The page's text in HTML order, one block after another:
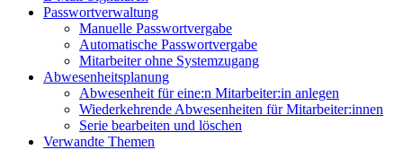
Passwortverwaltung
Manuelle Passwortvergabe
Automatische Passwortvergabe
Mitarbeiter ohne Systemzugang
Abwesenheitsplanung
Abwesenheit für eine:n Mitarbeiter:in anlegen
Wiederkehrende Abwesenheiten für Mitarbeiter:innen
Serie bearbeiten und löschen
Verwandte Themen